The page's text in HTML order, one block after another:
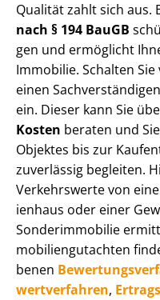
Qualität zahlt sich aus.
nach § 194 BauGB
gen und ermöglicht
Immobilie. Schalten
einen
ein. Dieser kann Sie
Kosten beraten und
Objektes bis zur
zuverlässig begleiten.
Verkehrswerte von
i­en­haus oder einer
Sonderimmobilie
mo­bi­li­en­gut­ach­ten
be­nen
wert­ver­fah­ren,